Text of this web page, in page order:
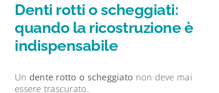
Denti rotti o scheggiati:
quando la ricostruzione è
indispensabile
Un dente rotto o scheggiato non deve mai
essere trascurato.